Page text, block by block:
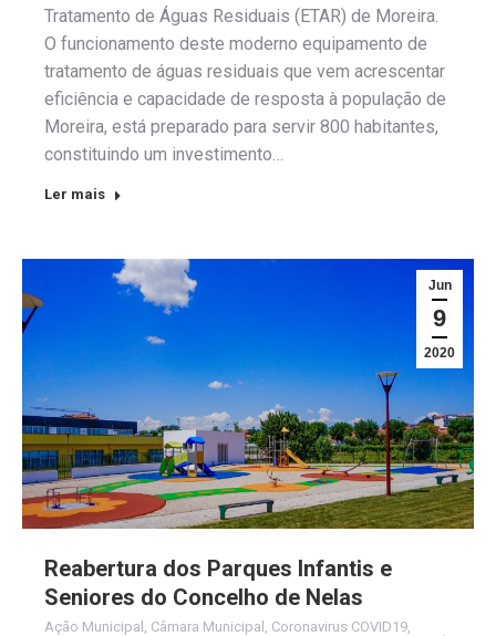
Tratamento de Águas Residuais (ETAR) de Moreira.
O funcionamento deste moderno equipamento de
tratamento de águas residuais que vem acrescentar
eficiência e capacidade de resposta à população de
Moreira, está preparado para servir 800 habitantes,
constituindo um investimento…
Ler mais
Jun
9
2020
Reabertura dos Parques Infantis e
Seniores do Concelho de Nelas
Ação Municipal , Câmara Municipal , Coronavirus COVID19,